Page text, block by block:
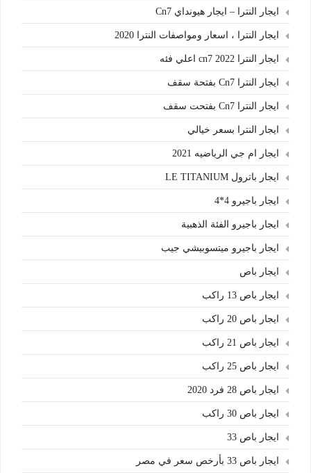
ايجار النترا – ايجار هيونداي Cn7
ايجار النترا ، اسعار ومواصفات النترا 2020
ايجار النترا cn7 2022 اعلي فئه
ايجار النترا Cn7 بفتحة سقف
ايجار النترا Cn7 بفتحت سقف
ايجار النترا بسعر خيالي
ايجار ام جي الرياضيه 2021
ايجار باترول LE TITANIUM
ايجار باجيرو 4*4
ايجار باجيرو الفئة الذهبية
ايجار باجيرو ميتسوبيشي جيب
ايجار باص
ايجار باص 13 راكب
ايجار باص 20 راكب
ايجار باص 21 راكب
ايجار باص 25 راكب
ايجار باص 28 فرد 2020
ايجار باص 30 راكب
ايجار باص 33
ايجار باص 33 بأرخص سعر في مصر